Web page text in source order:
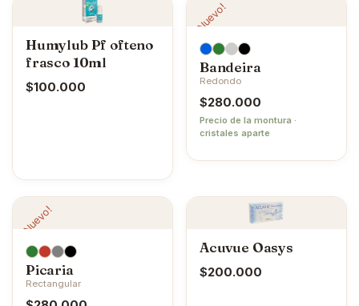
Humylub Pf ofteno
frasco 10ml
$100.000
¡Nuevo!
Bandeira
Redondo
$280.000
Precio de la montura ·
cristales aparte
¡Nuevo!
Picaria
Rectangular
Acuvue Oasys
$200.000